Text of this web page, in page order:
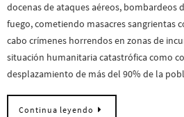
docenas de ataques aéreos, bombardeos
fuego, cometiendo masacres sangrientas
cabo crímenes horrendos en zonas de
situación humanitaria catastrófica como
desplazamiento de más del 90% de la
Continua leyendo